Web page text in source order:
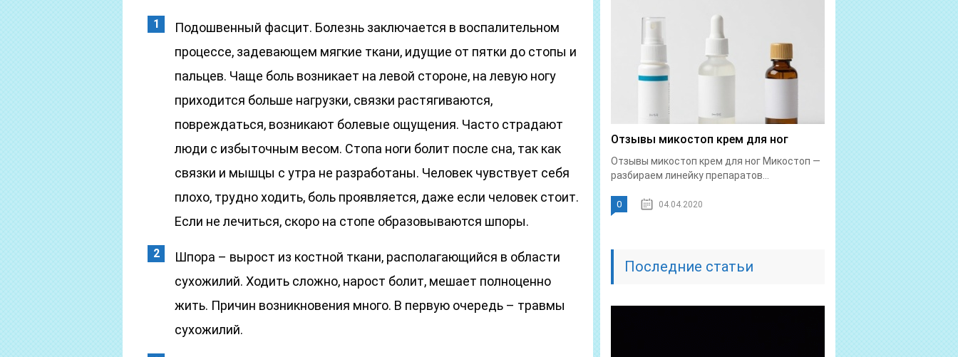
Подошвенный фасцит. Болезнь заключается в воспалительном
процессе, задевающем мягкие ткани, идущие от пятки до стопы и
пальцев. Чаще боль возникает на левой стороне, на левую ногу
приходится больше нагрузки, связки растягиваются,
повреждаться, возникают болевые ощущения. Часто страдают
люди с избыточным весом. Стопа ноги болит после сна, так как
связки и мышцы с утра не разработаны. Человек чувствует себя
плохо, трудно ходить, боль проявляется, даже если человек стоит.
Если не лечиться, скоро на стопе образовываются шпоры.
Шпора – вырост из костной ткани, располагающийся в области
сухожилий. Ходить сложно, нарост болит, мешает полноценно
жить. Причин возникновения много. В первую очередь – травмы
сухожилий.
Отзывы микостоп крем для ног
Отзывы микостоп крем для ног Микостоп —
разбираем линейку препаратов...
0 04.04.2020
Последние статьи